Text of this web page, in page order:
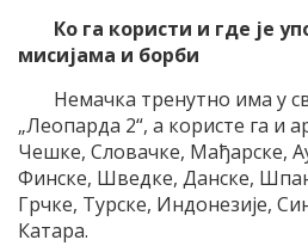
Ко га користи и где је
мисијама и борби
Немачка тренутно има у
„Леопарда 2“, а користе га и
Чешке, Словачке, Мађарске,
Финске, Шведке, Данске,
Грчке, Турске, Индонезије,
Катара.